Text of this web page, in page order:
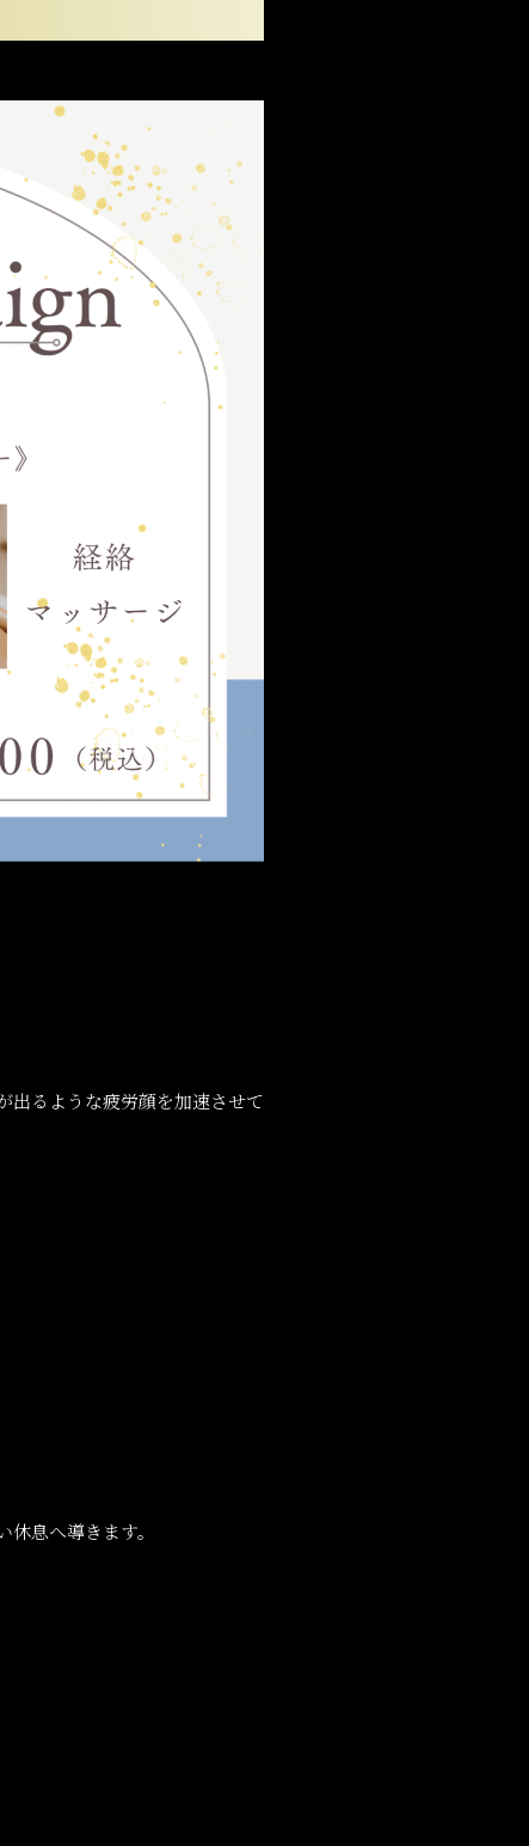
出るような疲労顔を加速させて
息へ導きます。